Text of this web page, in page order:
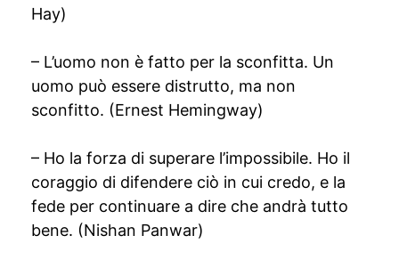
Hay)
– L’uomo non è fatto per la sconfitta. Un
uomo può essere distrutto, ma non
sconfitto. (Ernest Hemingway)
– Ho la forza di superare l’impossibile. Ho il
coraggio di difendere ciò in cui credo, e la
fede per continuare a dire che andrà tutto
bene. (Nishan Panwar)